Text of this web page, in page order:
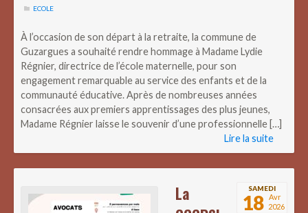
ECOLE
À l’occasion de son départ à la retraite, la commune de
Guzargues a souhaité rendre hommage à Madame Lydie
Régnier, directrice de l’école maternelle, pour son
engagement remarquable au service des enfants et de la
communauté éducative. Après de nombreuses années
consacrées aux premiers apprentissages des plus jeunes,
Madame Régnier laisse le souvenir d’une professionnelle […]
Lire la suite
SAMEDI
18
Avr
2026
La